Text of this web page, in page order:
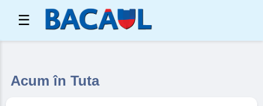
☰
Acum în Tuta